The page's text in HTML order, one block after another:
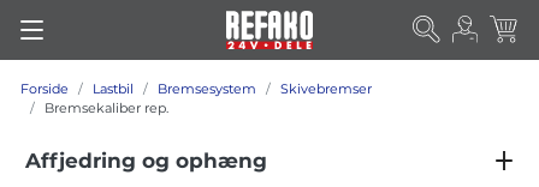
Forside Lastbil Bremsesystem
Skivebremser
Bremsekaliber rep.
Affjedring og ophæng